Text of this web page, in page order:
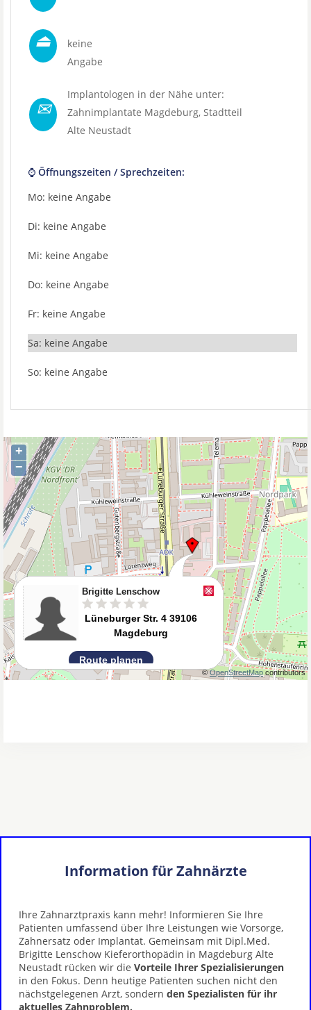
⏏
keine
Angabe
✉
Implantologen in der Nähe unter:
Zahnimplantate Magdeburg, Stadtteil
Alte Neustadt
⌚ Öffnungszeiten / Sprechzeiten:
Mo: keine Angabe
Di: keine Angabe
Mi: keine Angabe
Do: keine Angabe
Fr: keine Angabe
Sa: keine Angabe
So: keine Angabe
Information für Zahnärzte
Ihre Zahnarztpraxis kann mehr! Informieren Sie Ihre
Patienten umfassend über Ihre Leistungen wie Vorsorge,
Zahnersatz oder Implantat. Gemeinsam mit Dipl.Med.
Brigitte Lenschow Kieferorthopädin in Magdeburg Alte
Neustadt rücken wir die Vorteile Ihrer Spezialisierungen
in den Fokus. Denn heutige Patienten suchen nicht den
nächstgelegenen Arzt, sondern den Spezialisten für ihr
aktuelles Zahnproblem.